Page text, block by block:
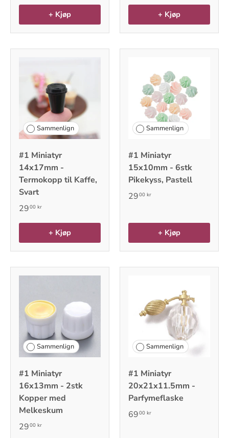
+ Kjøp + Kjøp
Sammenlign
#1 Miniatyr
14x17mm -
Termokopp til Kaffe,
Svart
2900 kr
+ Kjøp
Sammenlign
#1 Miniatyr
15x10mm - 6stk
Pikekyss, Pastell
2900 kr
+ Kjøp
Sammenlign
#1 Miniatyr
16x13mm - 2stk
Kopper med
Melkeskum
2900 kr
Sammenlign
#1 Miniatyr
20x21x11.5mm -
Parfymeflaske
6900 kr